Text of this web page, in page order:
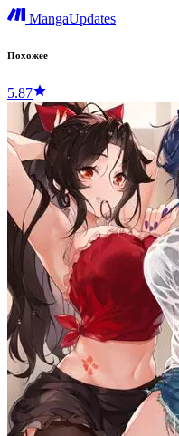
MangaUpdates
Похожее
5.87